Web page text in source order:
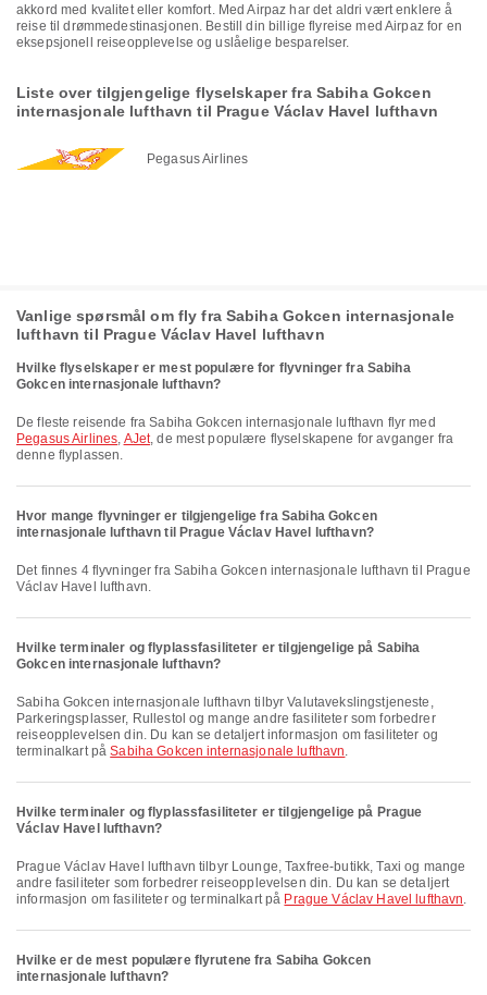
akkord med kvalitet eller komfort. Med Airpaz har det aldri vært enklere å
reise til drømmedestinasjonen. Bestill din billige flyreise med Airpaz for en
eksepsjonell reiseopplevelse og uslåelige besparelser.
Liste over tilgjengelige flyselskaper fra Sabiha Gokcen
internasjonale lufthavn til Prague Václav Havel lufthavn
Pegasus Airlines
Vanlige spørsmål om fly fra Sabiha Gokcen internasjonale
lufthavn til Prague Václav Havel lufthavn
Hvilke flyselskaper er mest populære for flyvninger fra Sabiha
Gokcen internasjonale lufthavn?
De fleste reisende fra Sabiha Gokcen internasjonale lufthavn flyr med
Pegasus Airlines, AJet, de mest populære flyselskapene for avganger fra
denne flyplassen.
Hvor mange flyvninger er tilgjengelige fra Sabiha Gokcen
internasjonale lufthavn til Prague Václav Havel lufthavn?
Det finnes 4 flyvninger fra Sabiha Gokcen internasjonale lufthavn til Prague
Václav Havel lufthavn.
Hvilke terminaler og flyplassfasiliteter er tilgjengelige på Sabiha
Gokcen internasjonale lufthavn?
Sabiha Gokcen internasjonale lufthavn tilbyr Valutavekslingstjeneste,
Parkeringsplasser, Rullestol og mange andre fasiliteter som forbedrer
reiseopplevelsen din. Du kan se detaljert informasjon om fasiliteter og
terminalkart påSabiha Gokcen internasjonale lufthavn.
Hvilke terminaler og flyplassfasiliteter er tilgjengelige på Prague
Václav Havel lufthavn?
Prague Václav Havel lufthavn tilbyr Lounge, Taxfree-butikk, Taxi og mange
andre fasiliteter som forbedrer reiseopplevelsen din. Du kan se detaljert
informasjon om fasiliteter og terminalkart på Prague Václav Havel lufthavn.
Hvilke er de mest populære flyrutene fra Sabiha Gokcen
internasjonale lufthavn?